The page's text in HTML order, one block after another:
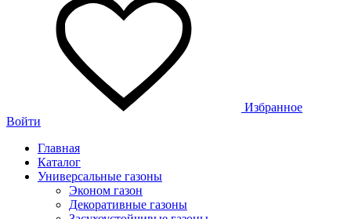
Избранное
Войти
Главная
Каталог
Универсальные газоны
Эконом газон
Декоративные газоны